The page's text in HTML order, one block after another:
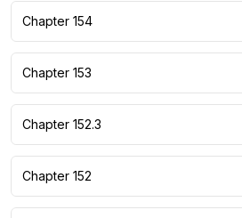
Chapter 154
Chapter 153
Chapter 152.3
Chapter 152